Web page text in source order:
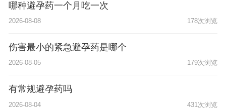
哪种避孕药一个月吃一次
2026-08-08 178次浏览
伤害最小的紧急避孕药是哪个
2026-08-05 179次浏览
有常规避孕药吗
2026-08-04 431次浏览